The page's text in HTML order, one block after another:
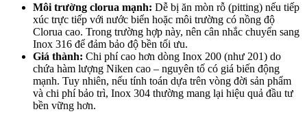
Môi trường clorua mạnh: Dễ bị ăn mòn rỗ (pitting) nếu tiếp
xúc trực tiếp với nước biển hoặc môi trường có nồng độ
Clorua cao. Trong trường hợp này, nên cân nhắc chuyển sang
Inox 316 để đảm bảo độ bền tối ưu.
Giá thành: Chi phí cao hơn dòng Inox 200 (như 201) do
chứa hàm lượng Niken cao – nguyên tố có giá biến động
mạnh. Tuy nhiên, nếu tính toán dựa trên vòng đời sản phẩm
và chi phí bảo trì, Inox 304 thường mang lại hiệu quả đầu tư
bền vững hơn.